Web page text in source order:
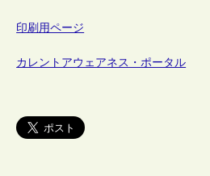
印刷用ページ
カレントアウェアネス・ポータル